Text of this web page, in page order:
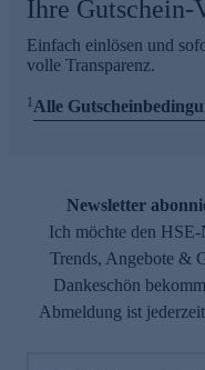
Ihre
Einfach einlösen und
volle Transparenz.
1Alle
Newsletter
Ich möchte den
Trends, Angebote &
Dankeschön
Abmeldung ist